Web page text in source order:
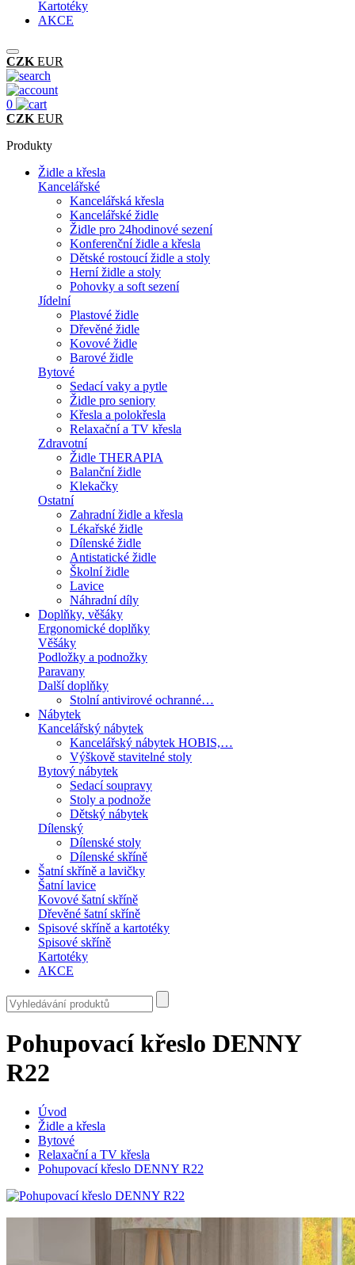
Kartotéky
AKCE
CZK EUR
0
CZK EUR
Produkty
Židle a křesla
Kancelářské
Kancelářská křesla
Kancelářské židle
Židle pro 24hodinové sezení
Konferenční židle a křesla
Dětské rostoucí židle a stoly
Herní židle a stoly
Pohovky a soft sezení
Jídelní
Plastové židle
Dřevěné židle
Kovové židle
Barové židle
Bytové
Sedací vaky a pytle
Židle pro seniory
Křesla a polokřesla
Relaxační a TV křesla
Zdravotní
Židle THERAPIA
Balanční židle
Klekačky
Ostatní
Zahradní židle a křesla
Lékařské židle
Dílenské židle
Antistatické židle
Školní židle
Lavice
Náhradní díly
Doplňky, věšáky
Ergonomické doplňky
Věšáky
Podložky a podnožky
Paravany
Další doplňky
Stolní antivirové ochranné…
Nábytek
Kancelářský nábytek
Kancelářský nábytek HOBIS,…
Výškově stavitelné stoly
Bytový nábytek
Sedací soupravy
Stoly a podnože
Dětský nábytek
Dílenský
Dílenské stoly
Dílenské skříně
Šatní skříně a lavičky
Šatní lavice
Kovové šatní skříně
Dřevěné šatní skříně
Spisové skříně a kartotéky
Spisové skříně
Kartotéky
AKCE
Pohupovací křeslo DENNY
R22
Úvod
Židle a křesla
Bytové
Relaxační a TV křesla
Pohupovací křeslo DENNY R22